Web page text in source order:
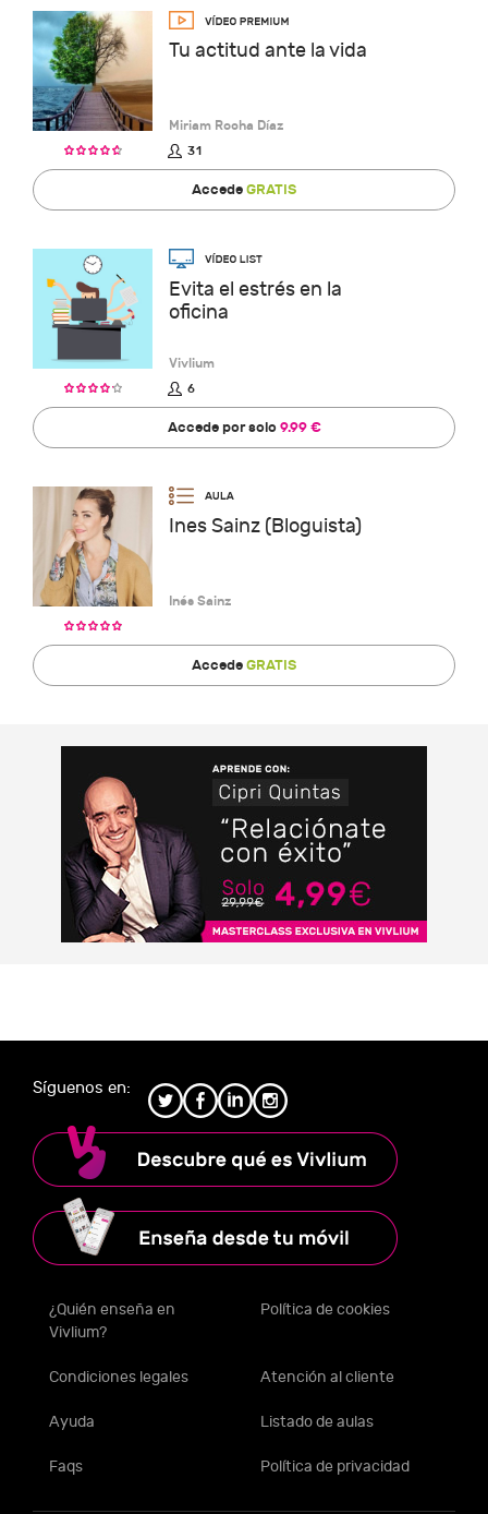
Tu actitud ante la vida
Miriam Rocha Díaz
31
AccedeGRATIS
Evita el estrés en la
oficina
Vivlium
6
Accede por solo9.99 €
Ines Sainz (Bloguista)
Inés Sainz
AccedeGRATIS
Síguenos en:
¿Quién enseña en
Vivlium?
Política de cookies
Condiciones legales Atención al cliente
Ayuda Listado de aulas
Faqs Política de privacidad